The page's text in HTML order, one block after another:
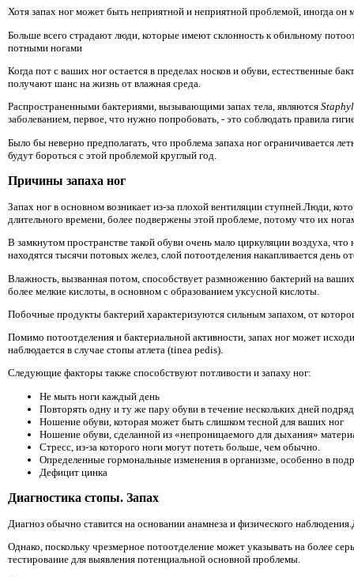
Хотя запах ног может быть неприятной и неприятной проблемой, иногда
Больше всего страдают люди, которые имеют склонность к обильному
потными ногами
Когда пот с ваших ног остается в пределах носков и обуви, естественные
получают шанс на жизнь от влажная среда.
Распространенными бактериями, вызывающими запах тела, являются
заболеванием, первое, что нужно попробовать, - это соблюдать правила
Было бы неверно предполагать, что проблема запаха ног ограничивается
будут бороться с этой проблемой круглый год.
Причины запаха ног
Запах ног в основном возникает из-за плохой вентиляции ступней.Люди,
длительного времени, более подвержены этой проблеме, потому что их
В замкнутом пространстве такой обуви очень мало циркуляции воздуха,
находятся тысячи потовых желез, слой потоотделения накапливается день
Влажность, вызванная потом, способствует размножению бактерий на
более мелкие кислоты, в основном с образованием уксусной кислоты.
Побочные продукты бактерий характеризуются сильным запахом, от
Помимо потоотделения и бактериальной активности, запах ног может
наблюдается в случае стопы атлета (tinea pedis).
Следующие факторы также способствуют потливости и запаху ног:
Не мыть ноги каждый день
Повторять одну и ту же пару обуви в течение нескольких дней подряд
Ношение обуви, которая может быть слишком тесной для ваших ног
Ношение обуви, сделанной из «непроницаемого для дыхания»
Стресс, из-за которого ноги могут потеть больше, чем обычно.
Определенные гормональные изменения в организме, особенно в
Дефицит цинка
Диагностика стопы. Запах
Диагноз обычно ставится на основании анамнеза и физического
Однако, поскольку чрезмерное потоотделение может указывать на более
тестирование для выявления потенциальной основной проблемы.